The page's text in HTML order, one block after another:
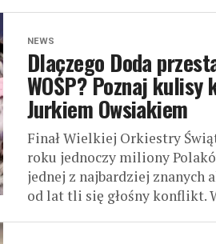
NEWS
Dlaczego Doda
WOŚP? Poznaj
Jurkiem Owsiakiem
Finał Wielkiej Orkiestry
roku jednoczy miliony
jednej z najbardziej znanych
od lat tli się głośny konflikt.